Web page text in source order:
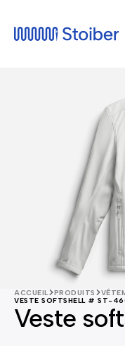
ACCUEIL PRODUITS
VESTE SOFTSHELL # ST-
Veste